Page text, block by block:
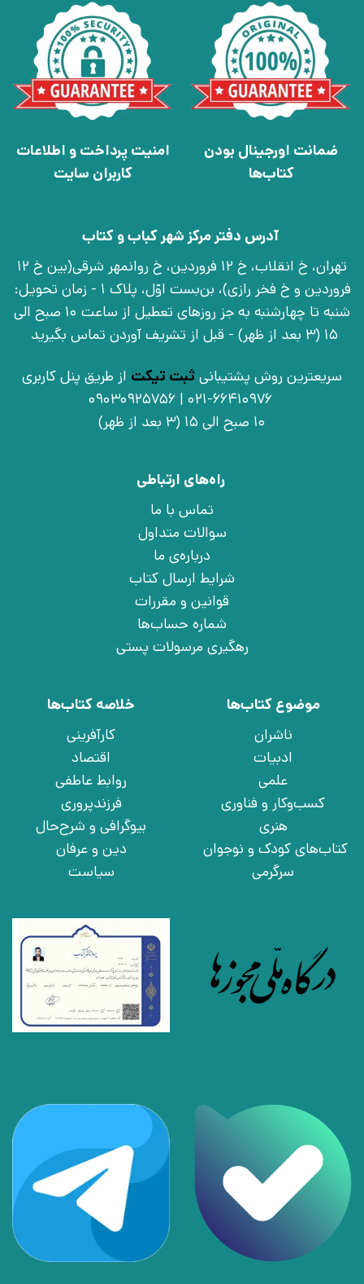
ضمانت اورجینال بودن
کتاب‌ها
امنیت پرداخت و اطلاعات
کاربران سایت
آدرس دفتر مرکز شهر کباب و کتاب
تهران، خ انقلاب، خ 12 فروردین، خ روانمهر شرقی(بین خ 12
فروردین و خ فخر رازی)، بن‌بست اوّل، پلاک 1 - زمان تحویل:
شنبه تا چهارشنبه به جز روزهای تعطیل از ساعت 10 صبح الی
15 (3 بعد از ظهر) - قبل از تشریف آوردن تماس بگیرید
سریعترین روش پشتیبانی ثبت تیکت از طریق پنل کاربری
021-66410976 | 09030925756
10 صبح الی 15 (3 بعد از ظهر)
راه‌های ارتباطی
تماس با ما
سوالات متداول
درباره‌ی ما
شرایط ارسال کتاب
قوانین و مقررات
شماره حساب‌ها
رهگیری مرسولات پستی
موضوع کتاب‌ها
ناشران
ادبیات
علمی
کسب‌وکار و فناوری
هنری
کتاب‌های کودک و نوجوان
سرگرمی
خلاصه کتاب‌ها
کارآفرینی
اقتصاد
روابط عاطفی
فرزندپروری
بیوگرافی و شرح‌حال
دین و عرفان
سیاست